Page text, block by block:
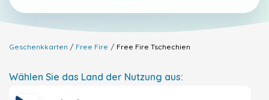
Geschenkkarten Free Fire Free Fire Tschechien
Wählen Sie das Land der Nutzung aus: